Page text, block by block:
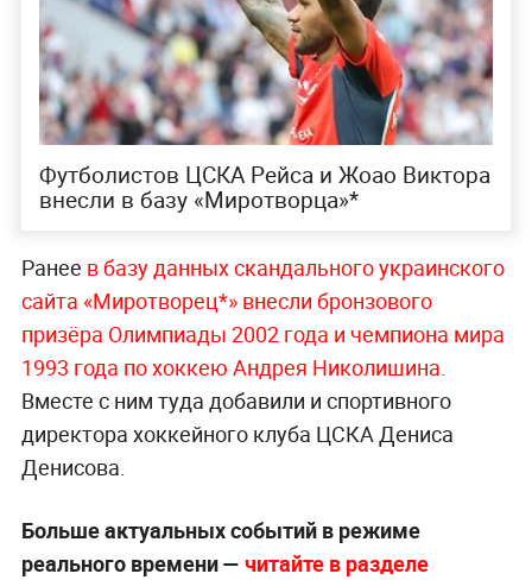
Футболистов ЦСКА Рейса и Жоао Виктора
внесли в базу «Миротворца»*
Ранее в базу данных скандального украинского
сайта «Миротворец*» внесли бронзового
призёра Олимпиады 2002 года и чемпиона мира
1993 года по хоккею Андрея Николишина.
Вместе с ним туда добавили и спортивного
директора хоккейного клуба ЦСКА Дениса
Денисова.
Больше актуальных событий в режиме
реального времени — читайте в разделе